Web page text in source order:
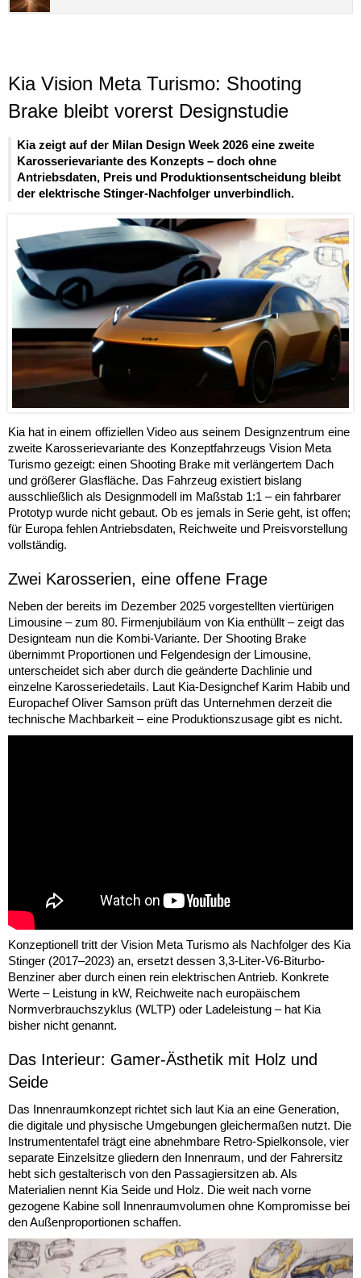
Kia Vision Meta Turismo: Shooting
Brake bleibt vorerst Designstudie
Kia zeigt auf der Milan Design Week 2026 eine zweite
Karosserievariante des Konzepts – doch ohne
Antriebsdaten, Preis und Produktionsentscheidung bleibt
der elektrische Stinger-Nachfolger unverbindlich.
Kia hat in einem offiziellen Video aus seinem Designzentrum eine
zweite Karosserievariante des Konzeptfahrzeugs Vision Meta
Turismo gezeigt: einen Shooting Brake mit verlängertem Dach
und größerer Glasfläche. Das Fahrzeug existiert bislang
ausschließlich als Designmodell im Maßstab 1:1 – ein fahrbarer
Prototyp wurde nicht gebaut. Ob es jemals in Serie geht, ist offen;
für Europa fehlen Antriebsdaten, Reichweite und Preisvorstellung
vollständig.
Zwei Karosserien, eine offene Frage
Neben der bereits im Dezember 2025 vorgestellten viertürigen
Limousine – zum 80. Firmenjubiläum von Kia enthüllt – zeigt das
Designteam nun die Kombi-Variante. Der Shooting Brake
übernimmt Proportionen und Felgendesign der Limousine,
unterscheidet sich aber durch die geänderte Dachlinie und
einzelne Karosseriedetails. Laut Kia-Designchef Karim Habib und
Europachef Oliver Samson prüft das Unternehmen derzeit die
technische Machbarkeit – eine Produktionszusage gibt es nicht.
Konzeptionell tritt der Vision Meta Turismo als Nachfolger des Kia
Stinger (2017–2023) an, ersetzt dessen 3,3-Liter-V6-Biturbo-
Benziner aber durch einen rein elektrischen Antrieb. Konkrete
Werte – Leistung in kW, Reichweite nach europäischem
Normverbrauchszyklus (WLTP) oder Ladeleistung – hat Kia
bisher nicht genannt.
Das Interieur: Gamer-Ästhetik mit Holz und
Seide
Das Innenraumkonzept richtet sich laut Kia an eine Generation,
die digitale und physische Umgebungen gleichermaßen nutzt. Die
Instrumententafel trägt eine abnehmbare Retro-Spielkonsole, vier
separate Einzelsitze gliedern den Innenraum, und der Fahrersitz
hebt sich gestalterisch von den Passagiersitzen ab. Als
Materialien nennt Kia Seide und Holz. Die weit nach vorne
gezogene Kabine soll Innenraumvolumen ohne Kompromisse bei
den Außenproportionen schaffen.